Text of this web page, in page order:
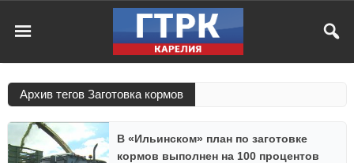
Архив тегов Заготовка кормов
В «Ильинском» план по заготовке
кормов выполнен на 100 процентов